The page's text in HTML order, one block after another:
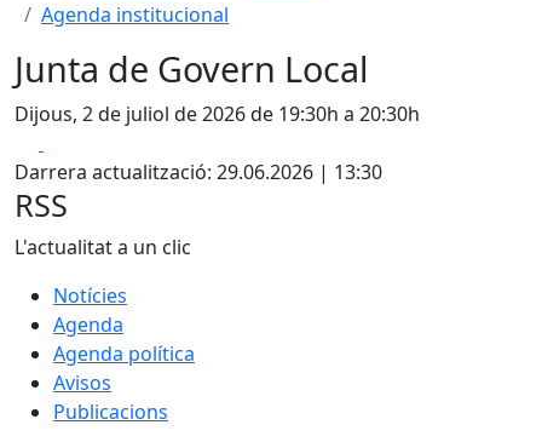
Agenda institucional
Junta de Govern Local
Dijous, 2 de juliol de 2026 de 19:30h a 20:30h
Darrera actualització: 29.06.2026 | 13:30
RSS
L'actualitat a un clic
Notícies
Agenda
Agenda política
Avisos
Publicacions